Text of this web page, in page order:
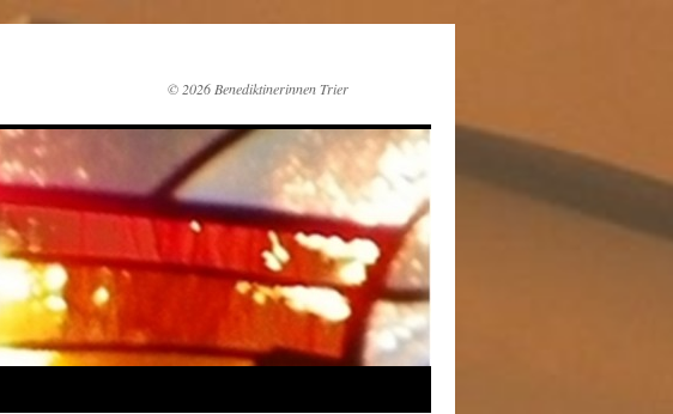
© 2026 Benediktinerinnen Trier